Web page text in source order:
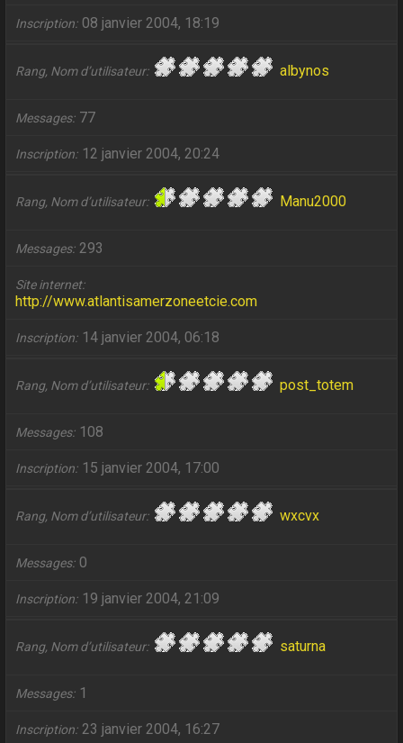
Inscription 08 janvier 2004, 18:19
Rang, Nom d’utilisateur albynos
Messages 77
Inscription 12 janvier 2004, 20:24
Rang, Nom d’utilisateur Manu2000
Messages 293
Site internet
http://www.atlantisamerzoneetcie.com
Inscription 14 janvier 2004, 06:18
Rang, Nom d’utilisateur post_totem
Messages 108
Inscription 15 janvier 2004, 17:00
Rang, Nom d’utilisateur wxcvx
Messages 0
Inscription 19 janvier 2004, 21:09
Rang, Nom d’utilisateur saturna
Messages 1
Inscription 23 janvier 2004, 16:27